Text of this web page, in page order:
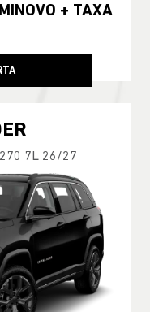
7L 26/27